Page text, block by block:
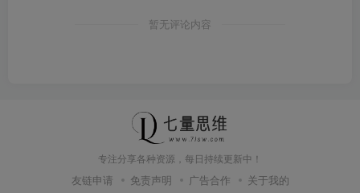
暂无评论内容
专注分享各种资源，每日持续更新中！
友链申请 免责声明 广告合作 关于我的